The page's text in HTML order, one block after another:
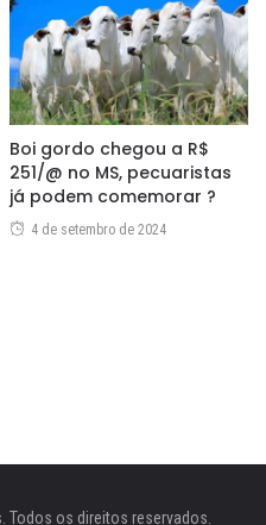
Boi gordo chegou a R$
251/@ no MS, pecuaristas
já podem comemorar ?
4 de setembro de 2024
Todos os direitos reservados.